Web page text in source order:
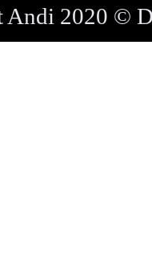
Andi 2020 ©